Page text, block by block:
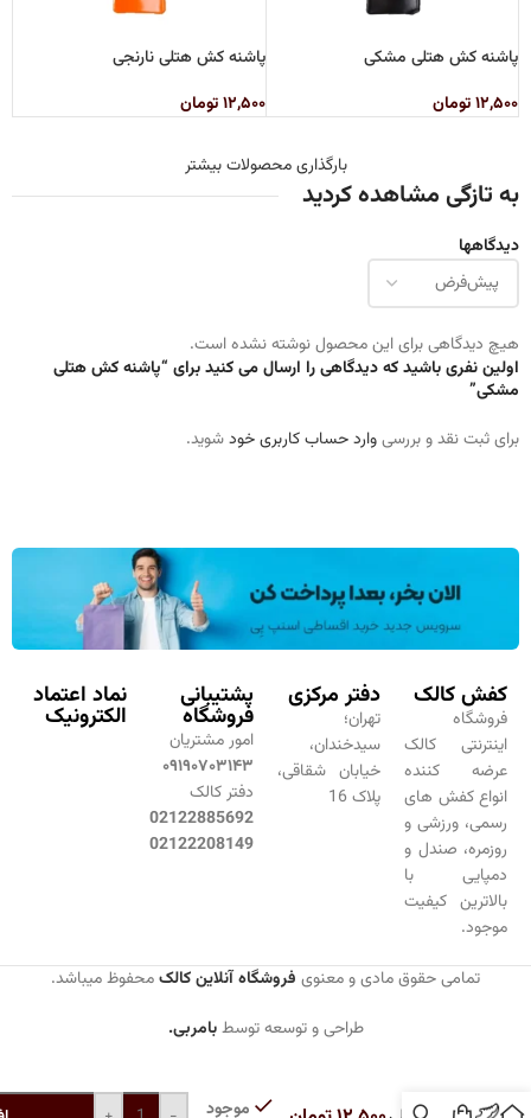
پاشنه کش هتلی مشکی
۱۲,۵۰۰تومان
پاشنه کش هتلی نارنجی
۱۲,۵۰۰ تومان
بارگذاری محصولات بیشتر
به تازگی مشاهده کردید
دیدگاهها
هیچ دیدگاهی برای این محصول نوشته نشده است.
اولین نفری باشید که دیدگاهی را ارسال می کنید برای “پاشنه کش هتلی
مشکی”
برای ثبت نقد و بررسیوارد حساب کاربری خودشوید.
کفش کالک
فروشگاه
اینترنتی کالک
عرضه کننده
انواع کفش های
رسمی، ورزشی و
روزمره، صندل و
دمپایی با
بالاترین کیفیت
موجود.
دفتر مرکزی
تهران؛
سیدخندان،
خیابان شقاقی،
پلاک 16
پشتیبانی
فروشگاه
امور مشتریان
۰۹۱۹۰۷۰۳۱۴۳
دفتر کالک
02122885692
02122208149
نماد اعتماد
الکترونیک
تمامی حقوق مادی و معنوی فروشگاه آنلاین کالکمحفوظ میباشد.
طراحی و توسعه توسطبامربی.
موجود